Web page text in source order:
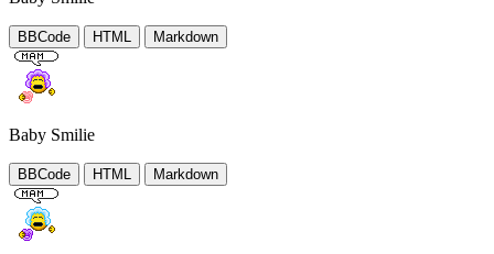
BBCode HTML Markdown
Baby Smilie
BBCode HTML Markdown